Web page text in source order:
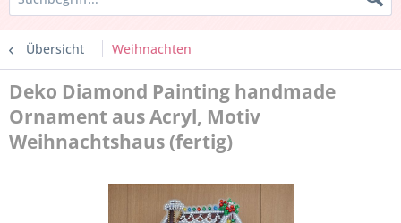
Übersicht Weihnachten
Deko Diamond Painting handmade
Ornament aus Acryl, Motiv
Weihnachtshaus (fertig)